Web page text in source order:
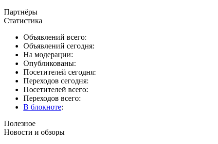
Партнёры
Статистика
Объявлений всего:
Объявлений сегодня:
На модерации:
Опубликованы:
Посетителей сегодня:
Переходов сегодня:
Посетителей всего:
Переходов всего:
В блокноте:
Полезное
Новости и обзоры